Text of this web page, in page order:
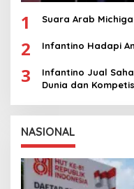
1 Suara Arab
2 Infantino Hadapi
3
Infantino Jual
Dunia dan
NASIONAL